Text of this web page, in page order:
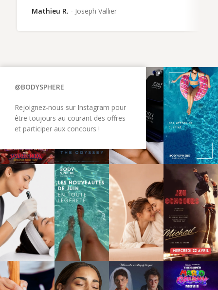
Mathieu R. Joseph Vallier
@BODYSPHERE
Rejoignez-nous sur Instagram pour
être toujours au courant des offres
et participer aux concours !